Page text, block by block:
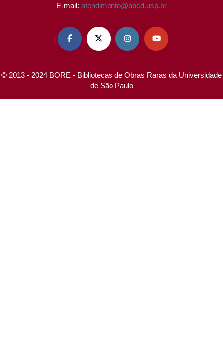
E-mail: atendimento@abcd.usp.br
   
© 2013 - 2024 BORE - Bibliotecas de Obras Raras da Universidade
de São Paulo